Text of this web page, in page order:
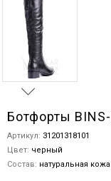
Ботфорты
Артикул: 31201318101
Цвет: черный
Состав: натуральная кожа